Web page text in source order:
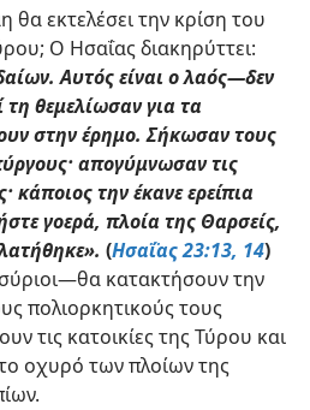
θα εκτελέσει την κρίση του
Ο Ησαΐας διακηρύττει:
Αυτός είναι ο λαός—δεν
θεμελίωσαν για τα
στην έρημο. Σήκωσαν τους
απογύμνωσαν τις
κάποιος την έκανε ερείπια
γοερά, πλοία της Θαρσείς,
(Ησαΐας 23:13, 14)
κατακτήσουν την
πολιορκητικούς τους
τις κατοικίες της Τύρου και
οχυρό των πλοίων της